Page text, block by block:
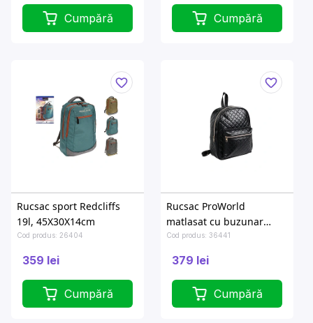
Cumpără Cumpără
Rucsac sport Redcliffs
19l, 45X30X14cm
Cod produs: 26404
359 lei
Cumpără
Rucsac ProWorld
matlasat cu buzunar
35X12X30cm, piele ECO,
Cod produs: 36441
379 lei
Cumpără